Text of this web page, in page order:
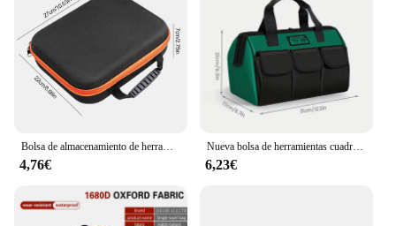
Bolsa de almacenamiento de herramientas de taladro eléctrico portátil, organizador de Hardware de electricista de tela Oxford, estuche de transporte multiusos a prueba de golpes
4,76€
Nueva bolsa de herramientas cuadrada con 30% de más capacidad, impermeable, multibolsillos, organizador de herramientas, bolsa de herramientas para cubo de herramientas de electricista
6,23€